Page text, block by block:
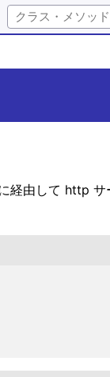
由して http サ